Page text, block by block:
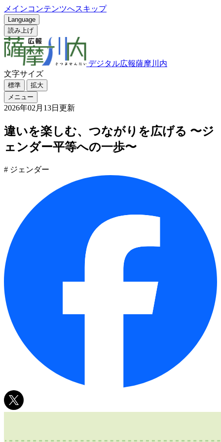
メインコンテンツへスキップ
Language
読み上げ
デジタル広報薩摩川内
文字サイズ
標準
拡大
メニュー
2026年02月13日更新
違いを楽しむ、つながりを広げる 〜ジ
ェンダー平等への一歩〜
# ジェンダー